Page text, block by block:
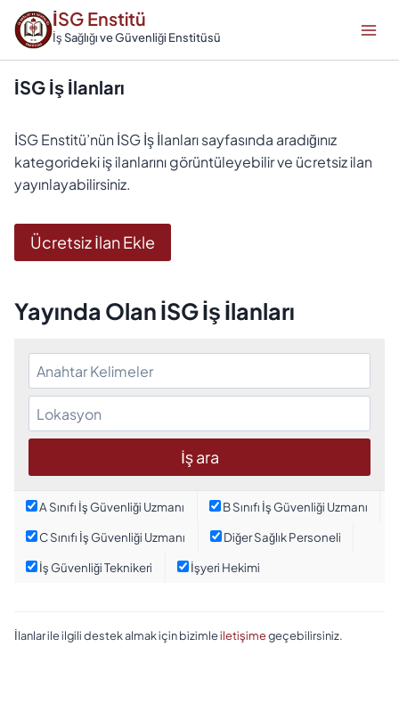
Skip
content
İSG Enstitü
İş Sağlığı ve Güvenliği Enstitüsü
İSG İş İlanları
İSG Enstitü’nün İSG İş İlanları sayfasında aradığınız
kategorideki iş ilanlarını görüntüleyebilir ve ücretsiz ilan
yayınlayabilirsiniz.
Ücretsiz İlan Ekle
Yayında Olan İSG İş İlanları
A Sınıfı İş Güvenliği Uzmanı B Sınıfı İş Güvenliği Uzmanı
C Sınıfı İş Güvenliği Uzmanı Diğer Sağlık Personeli
İş Güvenliği Teknikeri İşyeri Hekimi
İlanlar ile ilgili destek almak için bizimleiletişimegeçebilirsiniz.